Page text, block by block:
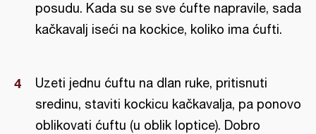
posudu. Kada su se sve ćufte napravile, sada
kačkavalj iseći na kockice, koliko ima ćufti.
Uzeti jednu ćuftu na dlan ruke, pritisnuti
sredinu, staviti kockicu kačkavalja, pa ponovo
oblikovati ćuftu (u oblik loptice). Dobro